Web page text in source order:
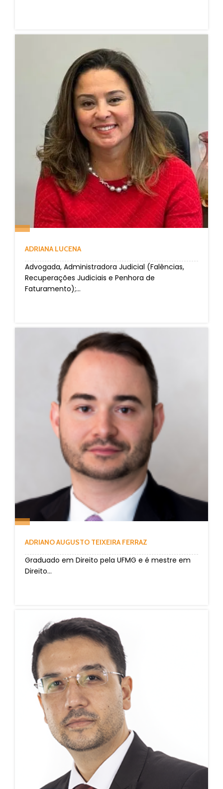
ADRIANA LUCENA
Advogada, Administradora Judicial (Falências,
Recuperações Judiciais e Penhora de
Faturamento);...
ADRIANO AUGUSTO TEIXEIRA FERRAZ
Graduado em Direito pela UFMG e é mestre em
Direito...